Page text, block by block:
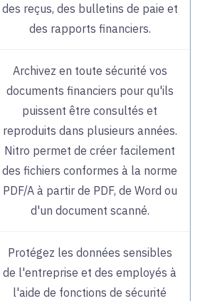
des reçus, des bulletins de paie et
des rapports financiers.
Archivez en toute sécurité vos
documents financiers pour qu'ils
puissent être consultés et
reproduits dans plusieurs années.
Nitro permet de créer facilement
des fichiers conformes à la norme
PDF/A à partir de PDF, de Word ou
d'un document scanné.
Protégez les données sensibles
de l'entreprise et des employés à
l'aide de fonctions de sécurité